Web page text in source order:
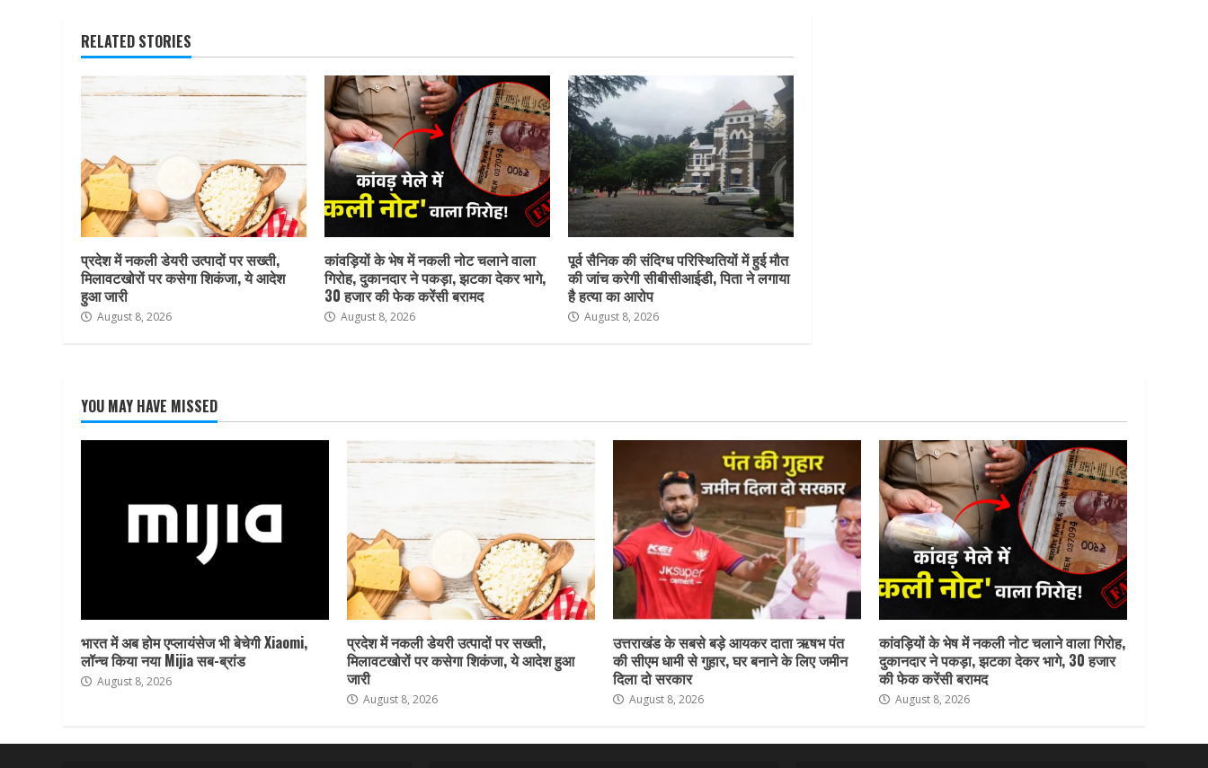
RELATED STORIES
प्रदेश में नकली डेयरी उत्पादों पर सख्ती,
मिलावटखोरों पर कसेगा शिकंजा, ये आदेश
हुआ जारी
August 8, 2026
कांवड़ियों के भेष में नकली नोट चलाने वाला
गिरोह, दुकानदार ने पकड़ा, झटका देकर भागे,
30 हजार की फेक करेंसी बरामद
August 8, 2026
पूर्व सैनिक की संदिग्ध परिस्थितियों में हुई मौत
की जांच करेगी सीबीसीआईडी, पिता ने लगाया
है हत्या का आरोप
August 8, 2026
YOU MAY HAVE MISSED
भारत में अब होम एप्लायंसेज भी बेचेगी Xiaomi,
लॉन्च किया नया Mijia सब-ब्रांड
August 8, 2026
प्रदेश में नकली डेयरी उत्पादों पर सख्ती,
मिलावटखोरों पर कसेगा शिकंजा, ये आदेश हुआ
जारी
August 8, 2026
उत्तराखंड के सबसे बड़े आयकर दाता ऋषभ पंत
की सीएम धामी से गुहार, घर बनाने के लिए जमीन
दिला दो सरकार
August 8, 2026
कांवड़ियों के भेष में नकली नोट चलाने वाला गिरोह,
दुकानदार ने पकड़ा, झटका देकर भागे, 30 हजार
की फेक करेंसी बरामद
August 8, 2026